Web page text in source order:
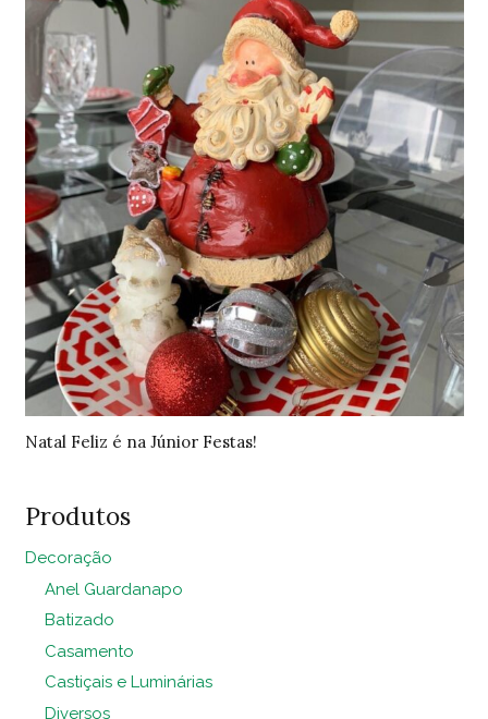
Natal Feliz é na Júnior Festas!
Produtos
Decoração
Anel Guardanapo
Batizado
Casamento
Castiçais e Luminárias
Diversos